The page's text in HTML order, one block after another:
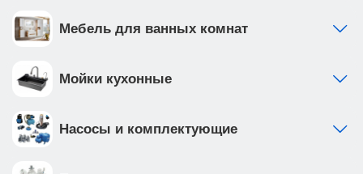
Мебель для ванных комнат
Мойки кухонные
Насосы и комплектующие